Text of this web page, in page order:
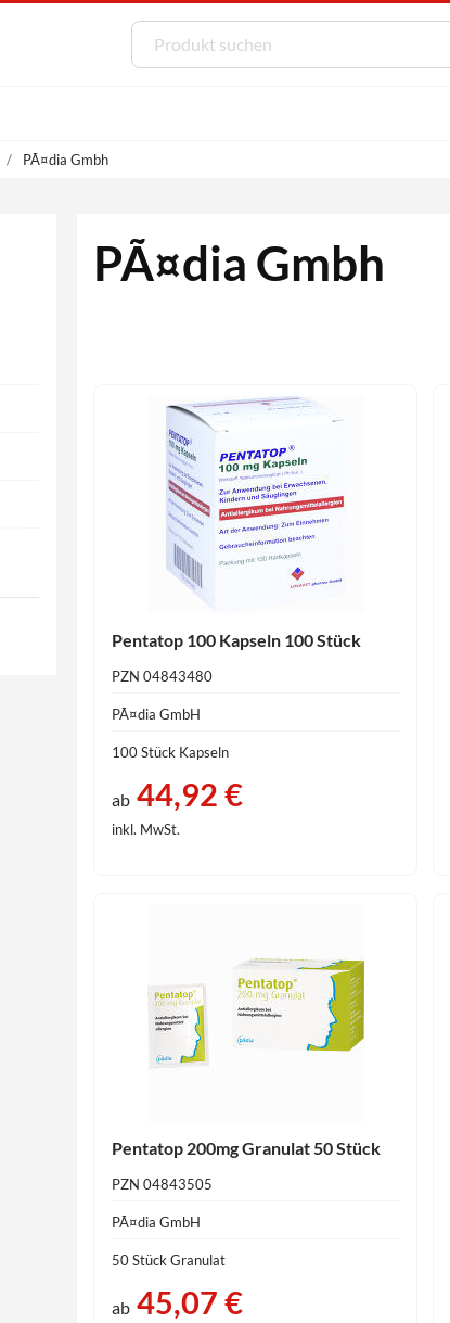
PÃ¤dia Gmbh
PÃ¤dia Gmbh
Pentatop 100 Kapseln 100 Stück
PZN 04843480
PÃ¤dia GmbH
100 Stück Kapseln
ab 44,92 €
inkl. MwSt.
Pentatop 200mg Granulat 50 Stück
PZN 04843505
PÃ¤dia GmbH
50 Stück Granulat
ab 45,07 €